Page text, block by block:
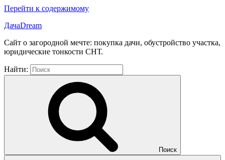
Перейти к содержимому
ДачаDream
Сайт о загородной мечте: покупка дачи, обустройство участка,
юридические тонкости СНТ.
Найти:
Поиск